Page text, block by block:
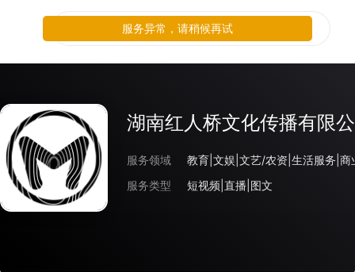
湖南红人桥文化传播有限
服务领域
教育|文娱|文艺/农资|生活服务|商
服务类型
短视频|直播|图文
服务异常，请稍候再试